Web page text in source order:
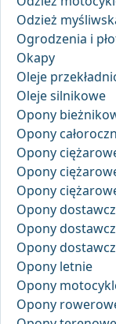
Odzież
Ogrodzenia i
Okapy
Oleje
Oleje silnikowe
Opony
Opony
Opony
Opony
Opony
Opony
Opony
Opony
Opony letnie
Opony
Opony